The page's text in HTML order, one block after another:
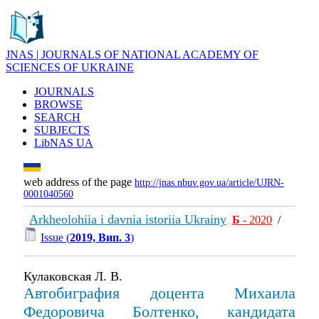
JNAS | JOURNALS OF NATIONAL ACADEMY OF
SCIENCES OF UKRAINE
JOURNALS
BROWSE
SEARCH
SUBJECTS
LibNAS UA
web address of the page http://jnas.nbuv.gov.ua/article/UJRN-
0001040560
Arkheolohiia i davnia istoriia Ukrainy Б - 2020 /
Issue (2019, Вип. 3)
Кулаковская Л. В.
Автобиграфия доцента Михаила
Федоровича Болтенко, кандидата